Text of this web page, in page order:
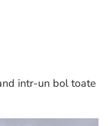
intr-un bol toate